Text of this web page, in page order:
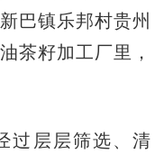
巴镇乐邦村贵州
茶籽加工厂里，
层层筛选、清